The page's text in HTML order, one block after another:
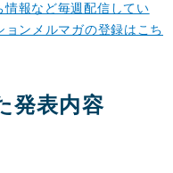
報など毎週配信してい
ンメルマガの登録はこち
発表内容